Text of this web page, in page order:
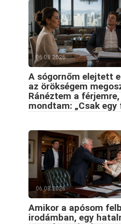
06.08.2026
A sógornőm elejtett
az örökségem
Ránéztem a
mondtam: „Csak egy
06.08.2026
Amikor a apósom
irodámban, egy